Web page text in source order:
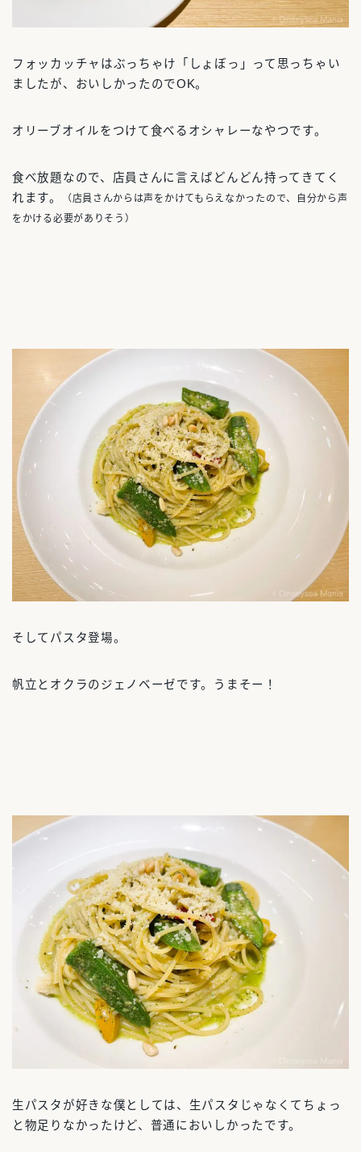
フォッカッチャはぶっちゃけ「しょぼっ」って思っちゃい
ましたが、おいしかったのでOK。
オリーブオイルをつけて食べるオシャレーなやつです。
食べ放題なので、店員さんに言えばどんどん持ってきてく
れます。
（店員さんからは声をかけてもらえなかったので、自分から声
をかける必要がありそう）
そしてパスタ登場。
帆立とオクラのジェノベーゼです。うまそー！
生パスタが好きな僕としては、生パスタじゃなくてちょっ
と物足りなかったけど、普通においしかったです。